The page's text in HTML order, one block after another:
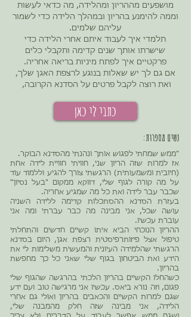
מושפעים מההריון ומהלידה, מה כדאי לעשות
וממה להימנע בהריון ובמהלך הלידה כדי לשמור
עליהם שלמים.
תלמדי איך לעבוד איתם אחרי הלידה כדי
שישרתו אותך שנים קדימה ותקבלי כלים
פרקטיים איך לפתח מיניות בריאה אחריה.
אם גם לך יש שאלות בנוגע לרצפת האגן שלך,
ואת רוצה לקבל פרטים על הסדנא הקרובה,
כתבי לי כאן
נשים מספרות:
"ממש שמחתי לפגוש אותך ונהנתי מהסדנא הבוקר.
אז למרות שזה הריון שני, חוויתי חוויית לידה אחת
(חיובית ומשמעותית) הרגשתי צורך להגיע וללמוד עוד
על מה קורה לגוף שלי, דווקא ממקום "בעל נסיון"
שכבר עבר לידה ואת כל מה שמגיע אחריה.
בעזרת הסדנא ההסתכלות קדימה ללידה השניה
עושה שכל, אני מבינה מה כבר עברתי ומה אני
עוברת עכשיו.
ההריון הנוכחי הביא איתו קשיים חדשים והתחלתי
טיפול אצל פיזותרפיסטית רצפת אגן, היום בסדנא
הרגשתי שהלמידה העיונית והמעשית משלימות לי את
הידע ואת הביטחון בגוף שלי שאני כל כך מחפשת
בהריון.
כשהחלו הקשיים בהריון הלכתי בהרגשה שהגוף שלי
פגום, וזה נורא ביאס. עכשיו אני מרגישה טוב ועם ידע
שגם למרות הקשיים והכאבים בהריון ואולי גם אחרי
הלידה, אני מבינה שזה חלק מהמבנה שלי,